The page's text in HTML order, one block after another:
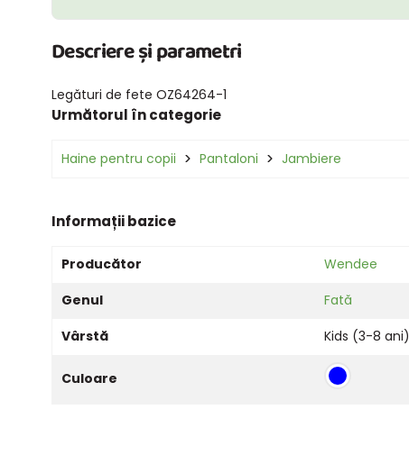
Descriere și parametri
Legături de fete OZ64264-1
Următorul în categorie
Haine pentru copii Pantaloni Jambiere
Informații bazice
Producător
Wendee
Genul
Fată
Vârstă
Kids (3-8 ani)
Culoare